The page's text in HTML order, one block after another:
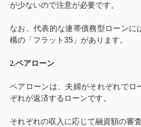
が少ないので注意が必要です。
なお、代表的な連帯債務型ローンに
構の「フラット 35 」があります。
2.ペアローン
ペアローンは、夫婦がそれぞれでロ
ぞれが返済するローンです。
それぞれの収入に応じて融資額の審